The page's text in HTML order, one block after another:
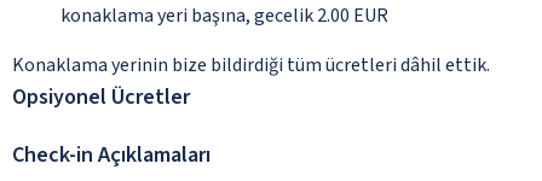
konaklama yeri başına, gecelik 2.00 EUR
Konaklama yerinin bize bildirdiği tüm ücretleri dâhil ettik.
Opsiyonel Ücretler
Check-in Açıklamaları